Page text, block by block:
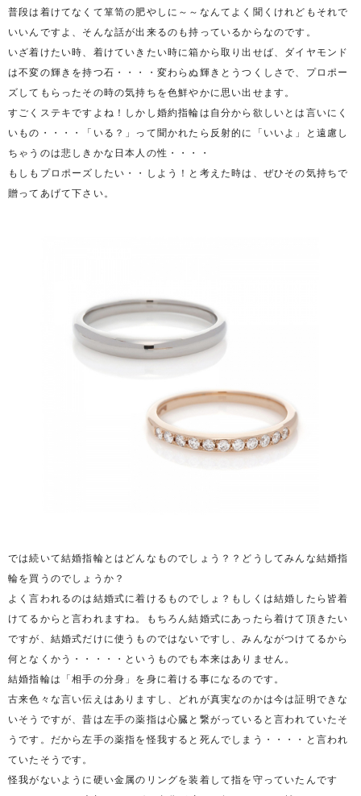
普段は着けてなくて箪笥の肥やしに～～なんてよく聞くけれどもそれで
いいんですよ、そんな話が出来るのも持っているからなのです。
いざ着けたい時、着けていきたい時に箱から取り出せば、ダイヤモンド
は不変の輝きを持つ石・・・・変わらぬ輝きとうつくしさで、プロポー
ズしてもらったその時の気持ちを色鮮やかに思い出せます。
すごくステキですよね！しかし婚約指輪は自分から欲しいとは言いにく
いもの・・・・「いる？」って聞かれたら反射的に「いいよ」と遠慮し
ちゃうのは悲しきかな日本人の性・・・・
もしもプロポーズしたい・・しよう！と考えた時は、ぜひその気持ちで
贈ってあげて下さい。
では続いて結婚指輪とはどんなものでしょう？？どうしてみんな結婚指
輪を買うのでしょうか？
よく言われるのは結婚式に着けるものでしょ？もしくは結婚したら皆着
けてるからと言われますね。もちろん結婚式にあったら着けて頂きたい
ですが、結婚式だけに使うものではないですし、みんながつけてるから
何となくかう・・・・・というものでも本来はありません。
結婚指輪は「相手の分身」を身に着ける事になるのです。
古来色々な言い伝えはありますし、どれが真実なのかは今は証明できな
いそうですが、昔は左手の薬指は心臓と繋がっていると言われていたそ
うです。だから左手の薬指を怪我すると死んでしまう・・・・と言われ
ていたそうです。
怪我がないように硬い金属のリングを装着して指を守っていたんです